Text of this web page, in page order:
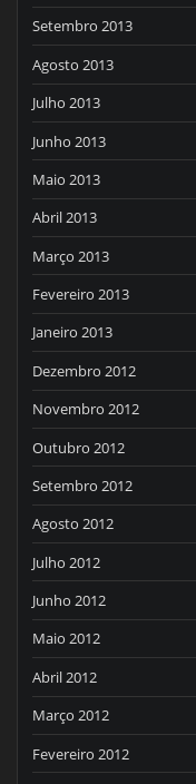
Setembro 2013
Agosto 2013
Julho 2013
Junho 2013
Maio 2013
Abril 2013
Março 2013
Fevereiro 2013
Janeiro 2013
Dezembro 2012
Novembro 2012
Outubro 2012
Setembro 2012
Agosto 2012
Julho 2012
Junho 2012
Maio 2012
Abril 2012
Março 2012
Fevereiro 2012